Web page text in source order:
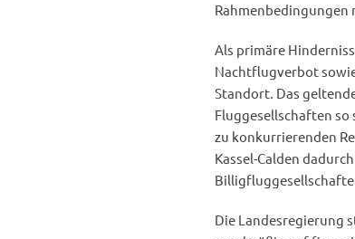
Rahmenbedingungen
Als primäre
Nachtflugverbot
Standort. Das
Fluggesellschaften so
zu konkurrierenden
Kassel-Calden
Die Landesregierung